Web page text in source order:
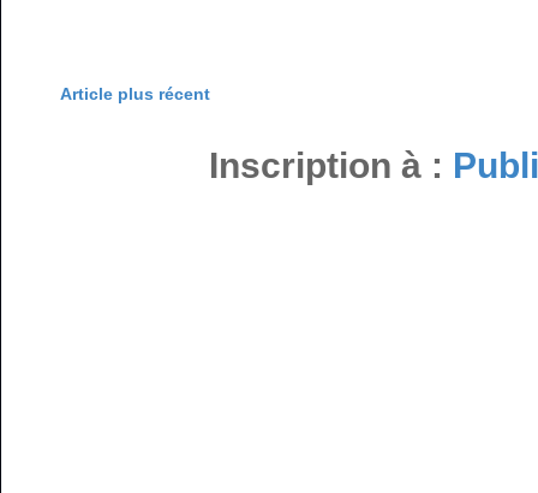
Article plus récent
Inscription à :